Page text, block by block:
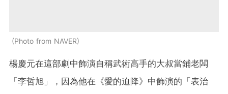
Photo from NAVER
楊慶元在這部劇中飾演自稱武術高手的大叔當鋪老闆
「李哲旭」，因為他在《愛的迫降》中飾演的「表治